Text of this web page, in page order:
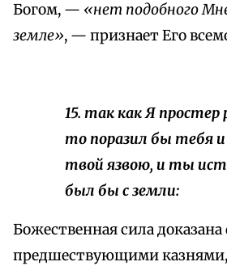
Богом, — «нет подобного
земле», — признает Его
15. так как Я
то поразил бы тебя и
твой язвою, и ты
был бы с земли:
Божественная сила
предшествующими